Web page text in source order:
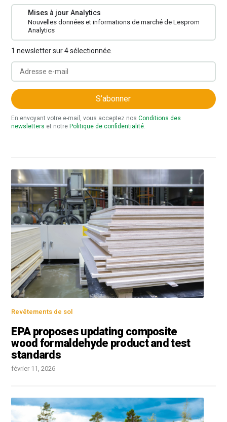
Mises à jour Analytics
Nouvelles données et informations de marché de Lesprom
Analytics
1 newsletter sur 4 sélectionnée.
S’abonner
En envoyant votre e-mail, vous acceptez nosConditions des
newsletters et notrePolitique de confidentialité
Revêtements de sol
EPA proposes updating composite
wood formaldehyde product and test
standards
février 11, 2026